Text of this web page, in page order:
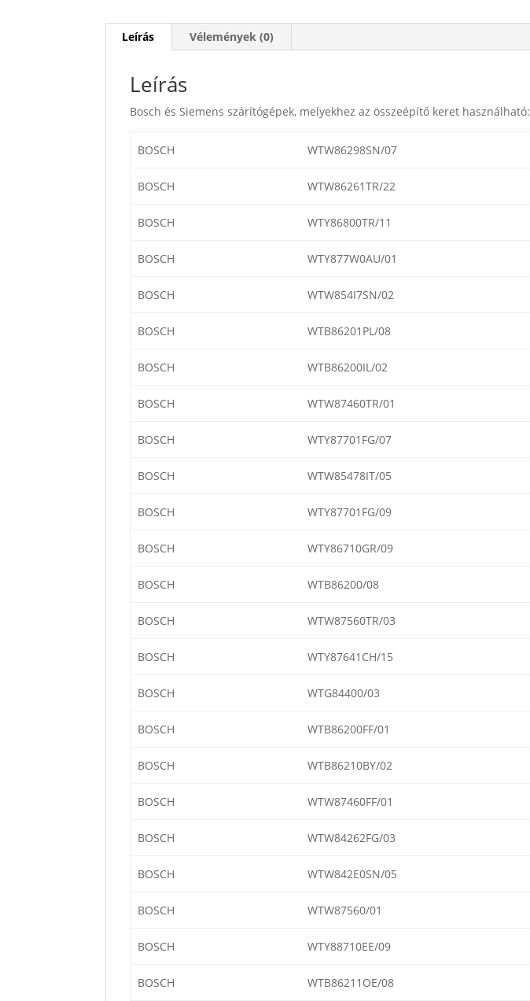
Leírás Vélemények (0)
Leírás
Bosch és Siemens szárítógépek, melyekhez az összeépítő keret használható:
BOSCH WTW86298SN/07
BOSCH WTW86261TR/22
BOSCH WTY86800TR/11
BOSCH WTY877W0AU/01
BOSCH WTW854I7SN/02
BOSCH WTB86201PL/08
BOSCH WTB86200IL/02
BOSCH WTW87460TR/01
BOSCH WTY87701FG/07
BOSCH WTW85478IT/05
BOSCH WTY87701FG/09
BOSCH WTY86710GR/09
BOSCH WTB86200/08
BOSCH WTW87560TR/03
BOSCH WTY87641CH/15
BOSCH WTG84400/03
BOSCH WTB86200FF/01
BOSCH WTB86210BY/02
BOSCH WTW87460FF/01
BOSCH WTW84262FG/03
BOSCH WTW842E0SN/05
BOSCH WTW87560/01
BOSCH WTY88710EE/09
BOSCH WTB86211OE/08